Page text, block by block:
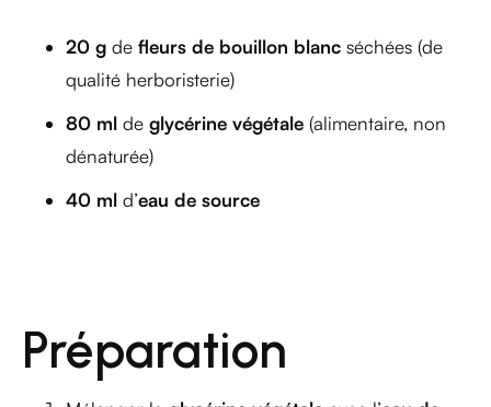
20 g de fleurs de bouillon blanc séchées (de
qualité herboristerie)
80 ml de glycérine végétale (alimentaire, non
dénaturée)
40 ml d’eau de source
Préparation